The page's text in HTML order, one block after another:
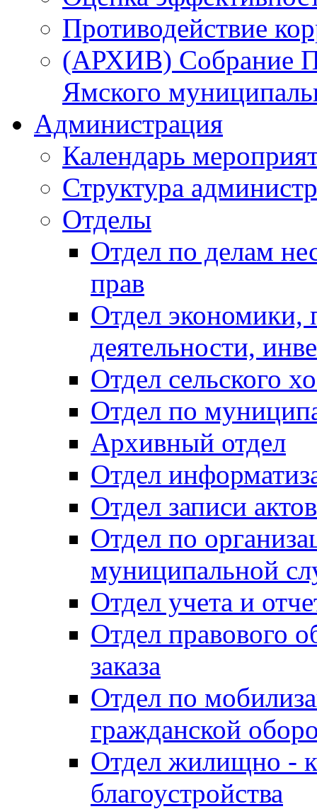
Противодействие
(АРХИВ) Собрание
Ямского
Администрация
Календарь
Структура
Отделы
Отдел по делам
прав
Отдел экономики,
деятельности,
Отдел сельского
Отдел по
Архивный отдел
Отдел
Отдел записи
Отдел по
муниципальной
Отдел учета и
Отдел правового
заказа
Отдел по
гражданской
Отдел жилищно -
благоустройства